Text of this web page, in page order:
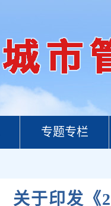
专题专栏
关于印发《